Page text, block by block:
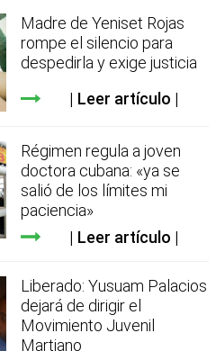
Madre de Yeniset Rojas
rompe el silencio para
despedirla y exige justicia
Leer artículo
Régimen regula a joven
doctora cubana: «ya se
salió de los límites mi
paciencia»
Leer artículo
Liberado: Yusuam Palacios
dejará de dirigir el
Movimiento Juvenil
Martiano